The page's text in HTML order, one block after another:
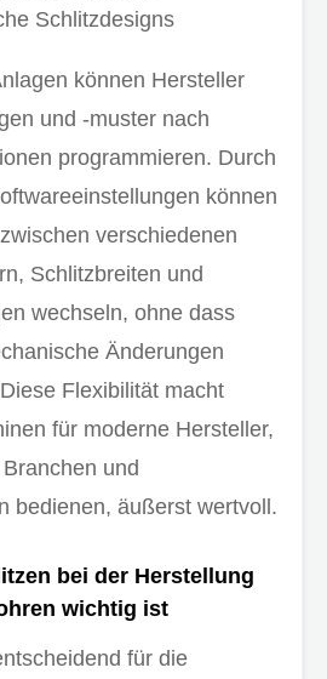
Schlitzdesigns
können Hersteller
und -muster nach
programmieren. Durch
können
verschiedenen
Schlitzbreiten und
wechseln, ohne dass
Änderungen
Flexibilität macht
für moderne Hersteller,
und
bedienen, äußerst wertvoll.
bei der Herstellung
wichtig ist
für die